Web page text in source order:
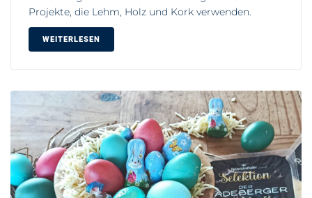
Projekte, die Lehm, Holz und Kork verwenden.
WEITERLESEN